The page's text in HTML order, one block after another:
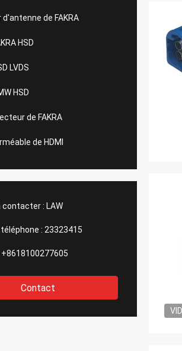
de FAKRA
HSD
LVDS
HSD
de FAKRA
de HDMI
contacter : LAW
: 23323415
+8618100277605
Contact